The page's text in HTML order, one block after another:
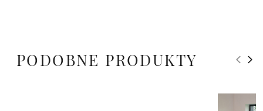
PODOBNE PRODUKTY